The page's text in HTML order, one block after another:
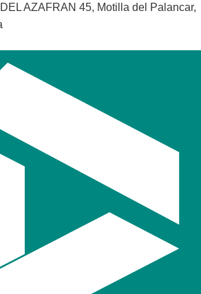
AZAFRAN 45, Motilla del Palancar,